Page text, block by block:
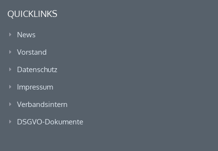
QUICKLINKS
News
Vorstand
Datenschutz
Impressum
Verbandsintern
DSGVO-Dokumente